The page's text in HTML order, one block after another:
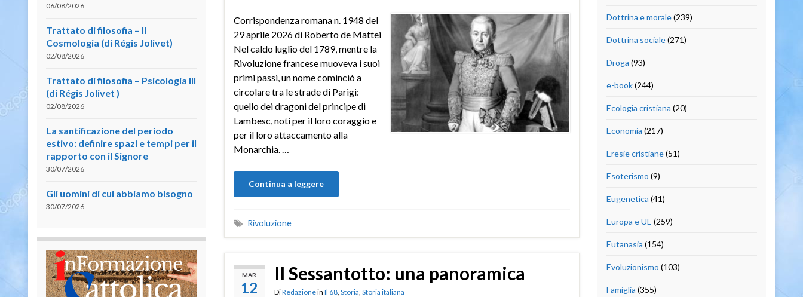
Corrispondenza romana n. 1948 del
29 aprile 2026 di Roberto de Mattei
Nel caldo luglio del 1789, mentre la
Rivoluzione francese muoveva i suoi
primi passi, un nome cominciò a
circolare tra le strade di Parigi:
quello dei dragoni del principe di
Lambesc, noti per il loro coraggio e
per il loro attaccamento alla
Monarchia. …
Continua a leggere
Rivoluzione
MAR
12
Il Sessantotto: una panoramica
DiRedazionein Il 68, Storia Storia italiana
06/08/2026
Trattato di filosofia – II
Cosmologia (di Régis Jolivet)
02/08/2026
Trattato di filosofia – Psicologia III
(di Régis Jolivet )
02/08/2026
La santificazione del periodo
estivo: definire spazi e tempi per il
rapporto con il Signore
30/07/2026
Gli uomini di cui abbiamo bisogno
30/07/2026
Dottrina e morale(239)
Dottrina sociale(271)
Droga (93)
e-book(244)
Ecologia cristiana (20)
Economia (217)
Eresie cristiane(51)
Esoterismo (9)
Eugenetica (41)
Europa e UE (259)
Eutanasia (154)
Evoluzionismo (103)
Famiglia (355)